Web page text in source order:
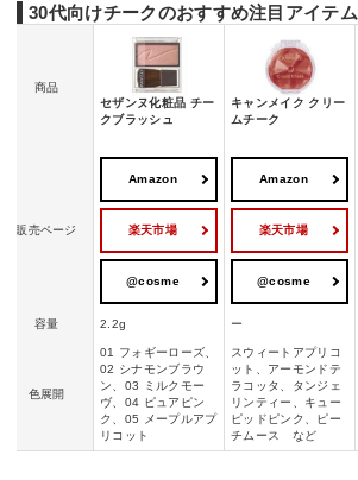
30代向けチークのおすすめ注目アイテム
商品
セザンヌ化粧品 チー
クブラッシュ
キャンメイク クリー
ムチーク
販売ページ
Amazon
楽天市場
@cosme
Amazon
楽天市場
@cosme
容量 2.2g ー
色展開
01 フォギーローズ、
02 シナモンブラウ
ン、03 ミルクモー
ヴ、04 ピュアピン
ク、05 メープルアプ
リコット
スウィートアプリコ
ット、アーモンドテ
ラコッタ、タンジェ
リンティー、キュー
ピッドピンク、ピー
チムース など